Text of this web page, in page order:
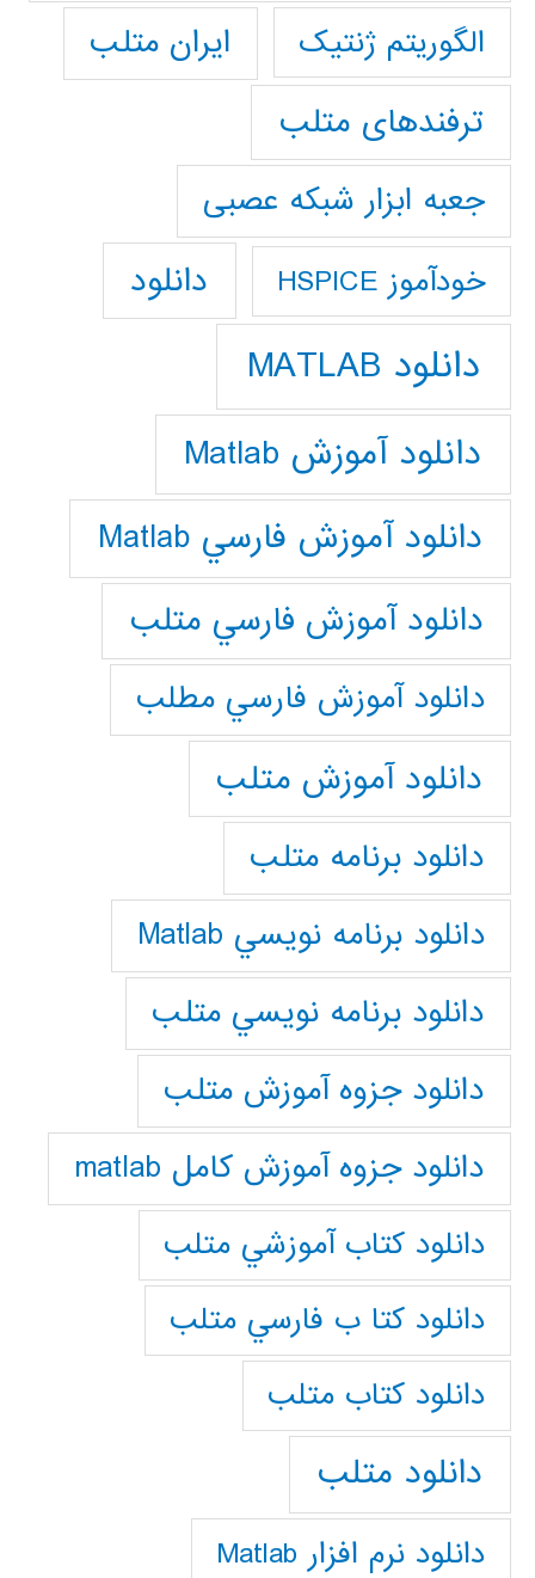
الگوریتم ژنتیک
ایران متلب
ترفندهای متلب
جعبه ابزار شبکه عصبی
خودآموز HSPICE دانلود
دانلود MATLAB
دانلود آموزش Matlab
دانلود آموزش فارسي Matlab
دانلود آموزش فارسي متلب
دانلود آموزش فارسي مطلب
دانلود آموزش متلب
دانلود برنامه متلب
دانلود برنامه نويسي Matlab
دانلود برنامه نويسي متلب
دانلود جزوه آموزش متلب
دانلود جزوه آموزش کامل matlab
دانلود كتاب آموزشي متلب
دانلود كتا ب فارسي متلب
دانلود كتاب متلب
دانلود متلب
دانلود نرم افزار Matlab